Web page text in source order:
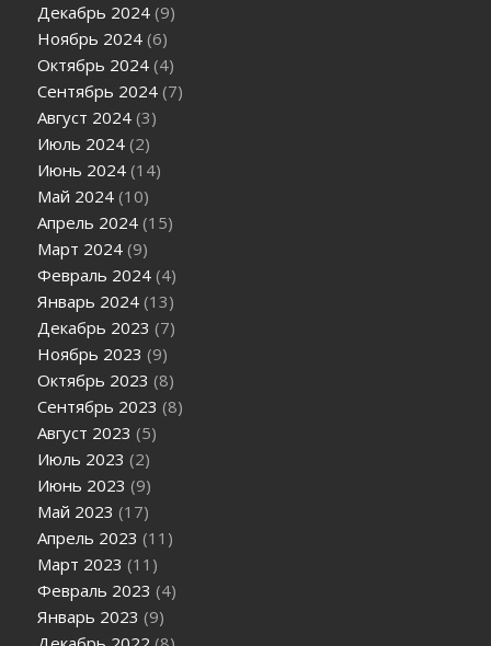
Декабрь 2024 (9)
Ноябрь 2024 (6)
Октябрь 2024 (4)
Сентябрь 2024 (7)
Август 2024 (3)
Июль 2024 (2)
Июнь 2024 (14)
Май 2024 (10)
Апрель 2024 (15)
Март 2024 (9)
Февраль 2024 (4)
Январь 2024 (13)
Декабрь 2023 (7)
Ноябрь 2023 (9)
Октябрь 2023 (8)
Сентябрь 2023 (8)
Август 2023 (5)
Июль 2023 (2)
Июнь 2023 (9)
Май 2023 (17)
Апрель 2023 (11)
Март 2023 (11)
Февраль 2023 (4)
Январь 2023 (9)